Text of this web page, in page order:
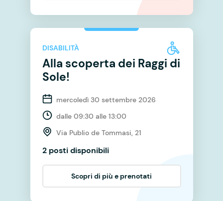
DISABILITÀ
Alla scoperta dei Raggi di
Sole!
mercoledì 30 settembre 2026
dalle 09:30 alle 13:00
Via Publio de Tommasi, 21
2 posti disponibili
Scopri di più e prenotati